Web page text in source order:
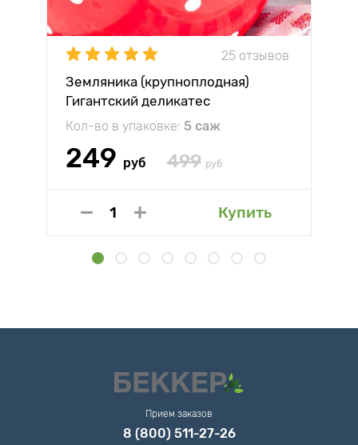
25 отзывов
Земляника (крупноплодная)
Гигантский деликатес
Кол-во в упаковке: 5 саж
249 руб 499 руб
Купить
Прием заказов
8 (800) 511-27-26